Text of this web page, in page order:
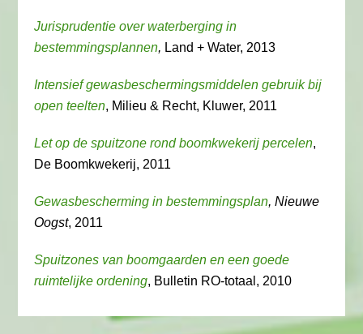
Jurisprudentie over waterberging in
bestemmingsplannen, Land + Water, 2013
Intensief gewasbeschermingsmiddelen gebruik bij
open teelten, Milieu & Recht, Kluwer, 2011
Let op de spuitzone rond boomkwekerij percelen,
De Boomkwekerij, 2011
Gewasbescherming in bestemmingsplan, Nieuwe
Oogst, 2011
Spuitzones van boomgaarden en een goede
ruimtelijke ordening, Bulletin RO-totaal, 2010